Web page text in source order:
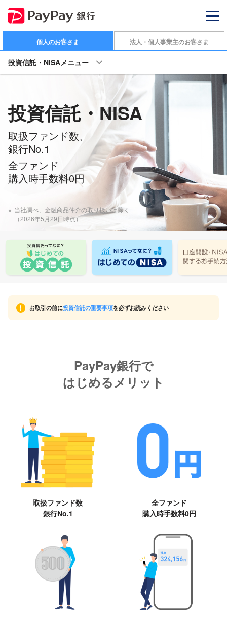
個人のお客さま 法人・個人事業主のお客さま
投資信託・NISAメニュー
投資信託・NISA
取扱ファンド数、
銀行No.1
全ファンド
購入時手数料0円
※ 当社調べ、金融商品仲介の取り扱いは除く
（2026年5月29日時点）
お取引の前に投資信託の重要事項を必ずお読みください
PayPay銀行で
はじめるメリット
取扱ファンド数
銀行No.1
全ファンド
購入時手数料0円